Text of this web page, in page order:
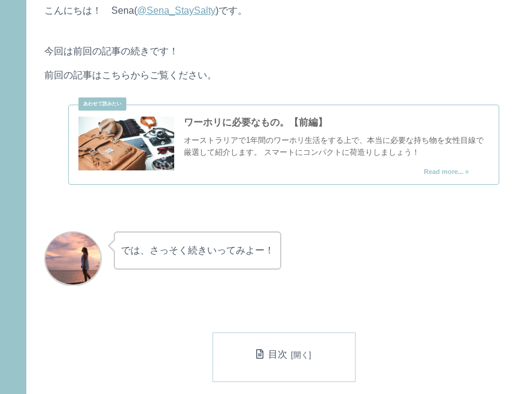
こんにちは！ Sena(@Sena_StaySalty)です。
今回は前回の記事の続きです！
前回の記事はこちらからご覧ください。
ワーホリに必要なもの。【前編】
オーストラリアで1年間のワーホリ生活をする上で、本当に必要な持ち物を女性目線で
厳選して紹介します。 スマートにコンパクトに荷造りしましょう！
では、さっそく続きいってみよー！
目次